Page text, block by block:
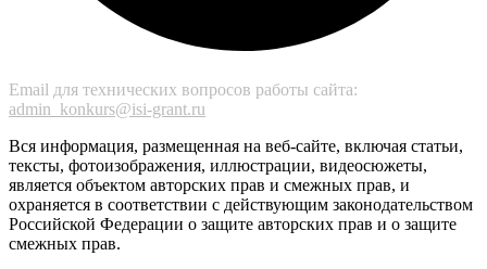
Email для технических вопросов работы сайта:
admin_konkurs@isi-grant.ru
Вся информация, размещенная на веб-сайте, включая статьи,
тексты, фотоизображения, иллюстрации, видеосюжеты,
является объектом авторских прав и смежных прав, и
охраняется в соответствии с действующим законодательством
Российской Федерации о защите авторских прав и о защите
смежных прав.